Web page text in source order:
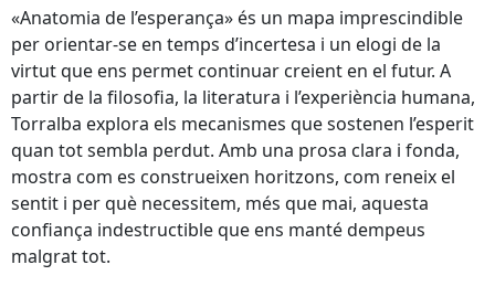
«Anatomia de l’esperança» és un mapa imprescindible
per orientar-se en temps d’incertesa i un elogi de la
virtut que ens permet continuar creient en el futur. A
partir de la filosofia, la literatura i l’experiència humana,
Torralba explora els mecanismes que sostenen l’esperit
quan tot sembla perdut. Amb una prosa clara i fonda,
mostra com es construeixen horitzons, com reneix el
sentit i per què necessitem, més que mai, aquesta
confiança indestructible que ens manté dempeus
malgrat tot.